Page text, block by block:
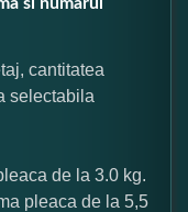
cantitatea
selectabila
de la 3.0 kg.
pleaca de la 5,5